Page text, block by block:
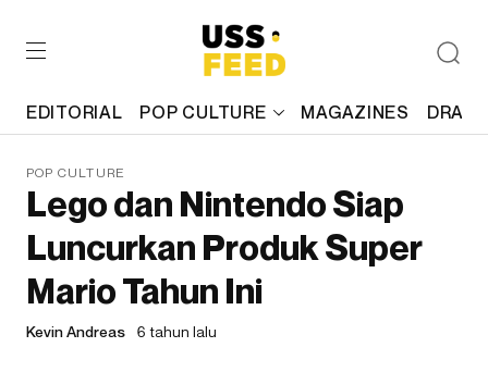
EDITORIAL POP CULTURE MAGAZINES
POP CULTURE
Lego dan Nintendo Siap
Luncurkan Produk Super
Mario Tahun Ini
Kevin Andreas 6 tahun lalu